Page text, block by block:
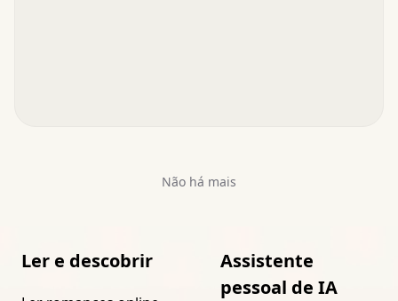
Não há mais
Ler e descobrir
Assistente
pessoal de IA